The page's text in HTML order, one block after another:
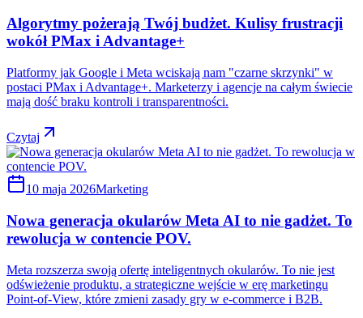
Algorytmy pożerają Twój budżet. Kulisy frustracji
wokół PMax i Advantage+
Platformy jak Google i Meta wciskają nam "czarne skrzynki" w
postaci PMax i Advantage+. Marketerzy i agencje na całym świecie
mają dość braku kontroli i transparentności.
Czytaj
10 maja 2026Marketing
Nowa generacja okularów Meta AI to nie gadżet. To
rewolucja w contencie POV.
Meta rozszerza swoją ofertę inteligentnych okularów. To nie jest
odświeżenie produktu, a strategiczne wejście w erę marketingu
Point-of-View, które zmieni zasady gry w e-commerce i B2B.